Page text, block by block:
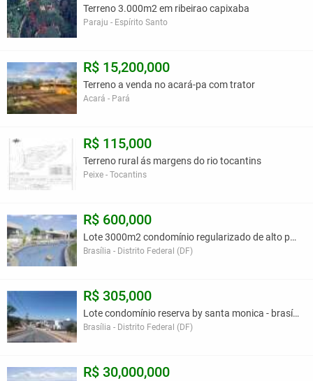
Terreno 3.000m2 em ribeirao capixaba
Paraju - Espírito Santo
R$ 15,200,000
Terreno a venda no acará-pa com trator
Acará - Pará
R$ 115,000
Terreno rural ás margens do rio tocantins
Peixe - Tocantins
R$ 600,000
Lote 3000m2 condomínio regularizado de alto padrao
Brasília - Distrito Federal (DF)
R$ 305,000
Lote condomínio reserva by santa monica - brasília
Brasília - Distrito Federal (DF)
R$ 30,000,000